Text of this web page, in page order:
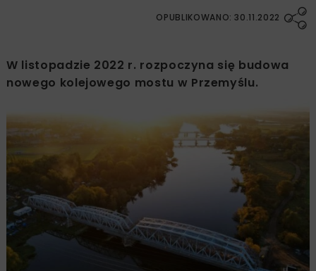
OPUBLIKOWANO: 30.11.2022
W listopadzie 2022 r. rozpoczyna się budowa
nowego kolejowego mostu w Przemyślu.